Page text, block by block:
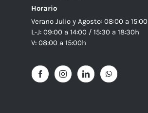
Horario
Verano Julio y Agosto: 08:00 a 15:00
L-J: 09:00 a 14:00 / 15:30 a 18:30h
V: 08:00 a 15:00h